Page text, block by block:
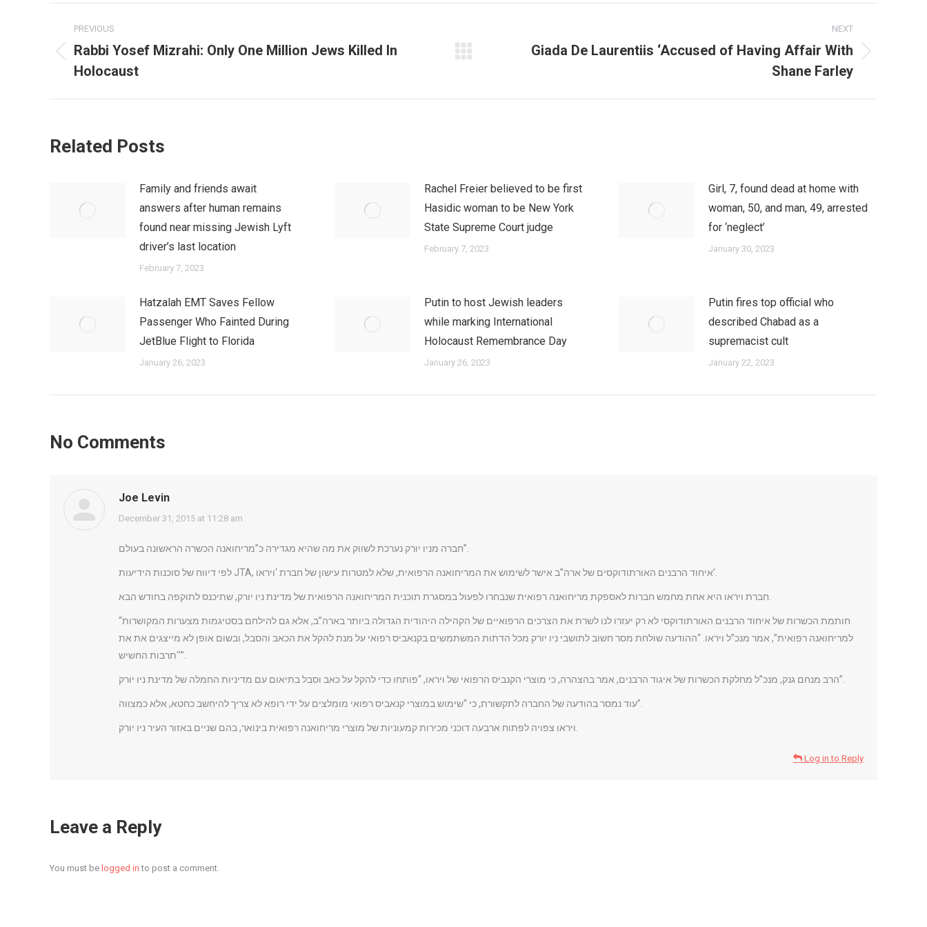
Post
navigation
PREVIOUS
Previous
post:
Rabbi Yosef Mizrahi: Only One Million Jews Killed In
Holocaust
NEXT
Giada De Laurentiis ‘Accused of Having Affair With
Shane Farley
Related Posts
Family and friends await
answers after human remains
found near missing Jewish Lyft
driver’s last location
February 7, 2023
Rachel Freier believed to be first
Hasidic woman to be New York
State Supreme Court judge
February 7, 2023
Girl, 7, found dead at home with
woman, 50, and man, 49, arrested
for ‘neglect’
January 30, 2023
Hatzalah EMT Saves Fellow
Passenger Who Fainted During
JetBlue Flight to Florida
January 26, 2023
Putin to host Jewish leaders
while marking International
Holocaust Remembrance Day
January 26, 2023
Putin fires top official who
described Chabad as a
supremacist cult
January 22, 2023
No Comments
Joe Levin
says:
December 31, 2015 at 11:28 am
חברה מניו יורק נערכת לשווק את מה שהיא מגדירה כ”מריחואנה הכשרה הראשונה בעולם”.
לפי דיווח של סוכנות הידיעות JTA, איחוד הרבנים האורתודוקסים של ארה”ב אישר לשימוש את המריחואנה הרפואית, שלא למטרות עישון של חברת ‘ויראו’.
“חותמת הכשרות של איחוד הרבנים האורתודוקסי לא רק יעזרו לנו לשרת את הצרכים הרפואיים של הקהילה היהודית הגדולה ביותר בארה”ב, אלא גם להילחם בסטיגמות מצערות המקושרות
למריחואנה רפואית”, אמר מנכ”ל ויראו. “ההודעה שולחת מסר חשוב לתושבי ניו יורק מכל הדתות המשתמשים בקנאביס רפואי על מנת להקל את הכאב והסבל, ובשום אופן לא מייצגים את את
‘תרבות החשיש'”.
הרב מנחם גנק, מנכ”ל מחלקת הכשרות של איגוד הרבנים, אמר בהצהרה, כי מוצרי הקנביס הרפואי של ויראו, “פותחו כדי להקל על כאב וסבל בתיאום עם מדיניות החמלה של מדינת ניו יורק”.
עוד נמסר בהודעה של החברה לתקשורת, כי “שימוש במוצרי קנאביס רפואי מומלצים על ידי רופא לא צריך להיחשב כחטא, אלא כמצווה”.
Log in to Reply
Leave a Reply
You must be logged in to post a comment.